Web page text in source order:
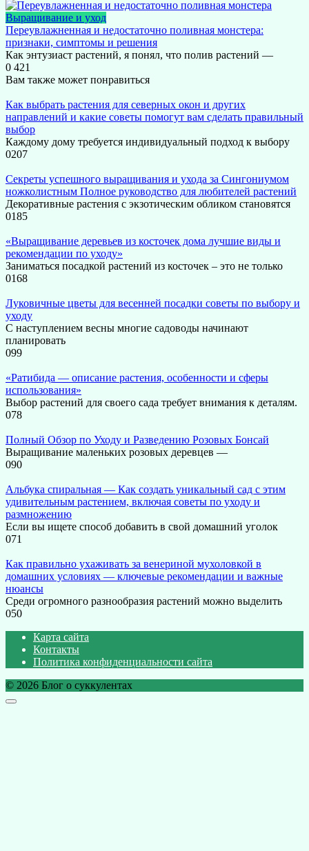
Выращивание и уход
Переувлажненная и недостаточно поливная монстера:
признаки, симптомы и решения
Как энтузиаст растений, я понял, что полив растений —
0 421
Вам также может понравиться
Как выбрать растения для северных окон и других
направлений и какие советы помогут вам сделать правильный
выбор
Каждому дому требуется индивидуальный подход к выбору
0207
Секреты успешного выращивания и ухода за Сингониумом
ножколистным Полное руководство для любителей растений
Декоративные растения с экзотическим обликом становятся
0185
«Выращивание деревьев из косточек дома лучшие виды и
рекомендации по уходу»
Заниматься посадкой растений из косточек – это не только
0168
Луковичные цветы для весенней посадки советы по выбору и
уходу
С наступлением весны многие садоводы начинают
планировать
099
«Ратибида — описание растения, особенности и сферы
использования»
Выбор растений для своего сада требует внимания к деталям.
078
Полный Обзор по Уходу и Разведению Розовых Бонсай
Выращивание маленьких розовых деревцев —
090
Альбука спиральная — Как создать уникальный сад с этим
удивительным растением, включая советы по уходу и
размножению
Если вы ищете способ добавить в свой домашний уголок
071
Как правильно ухаживать за венериной мухоловкой в
домашних условиях — ключевые рекомендации и важные
нюансы
Среди огромного разнообразия растений можно выделить
050
Карта сайта
Контакты
Политика конфиденциальности сайта
© 2026 Блог о суккулентах